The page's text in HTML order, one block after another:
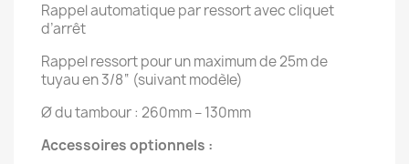
Rappel automatique par ressort avec cliquet
d’arrêt
Rappel ressort pour un maximum de 25m de
tuyau en 3/8“ (suivant modèle)
Ø du tambour : 260mm – 130mm
Accessoires optionnels :